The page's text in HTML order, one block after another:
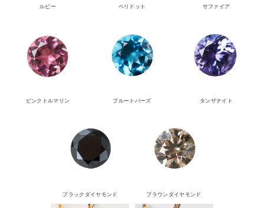
ルビー ペリドット サファイア
ピンクトルマリン ブルートパーズ タンザナイト
ブラックダイヤモンド ブラウンダイヤモンド